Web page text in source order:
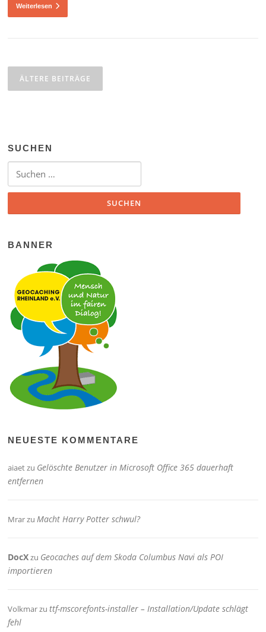
Weiterlesen
ÄLTERE BEITRÄGE
SUCHEN
Suchen nach:
BANNER
NEUESTE KOMMENTARE
aiaetzu Gelöschte Benutzer in Microsoft Office 365 dauerhaft
entfernen
Mrarzu Macht Harry Potter schwul?
DocXzu Geocaches auf dem Skoda Columbus Navi als POI
importieren
Volkmarzuttf-mscorefonts-installer – Installation/Update schlägt
fehl